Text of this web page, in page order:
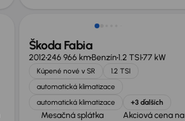
Škoda Fabia
2012246 966 kmBenzín1.2 TSI77 kW
Kúpené nové v SR
1.2 TSI
automatická klimatizace
automatická klimatizace
+3 ďalších
Mesačná splátka
Akciová cena na